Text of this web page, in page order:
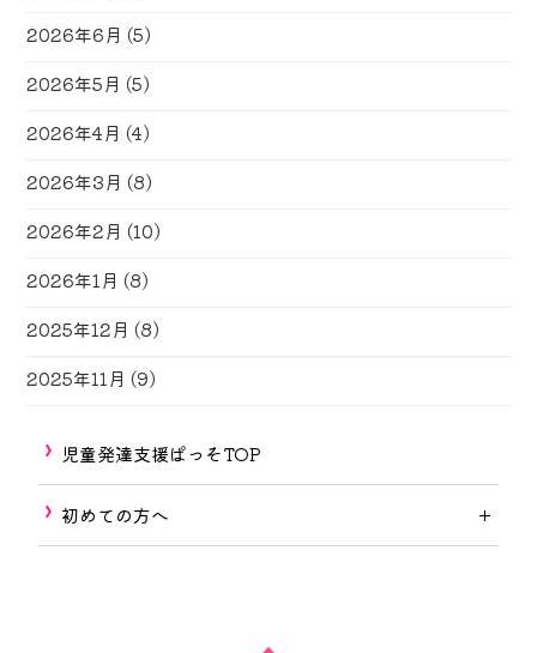
2026年6月 (5)
2026年5月 (5)
2026年4月 (4)
2026年3月 (8)
2026年2月 (10)
2026年1月 (8)
2025年12月 (8)
2025年11月 (9)
児童発達支援ぱっそTOP
初めての方へ